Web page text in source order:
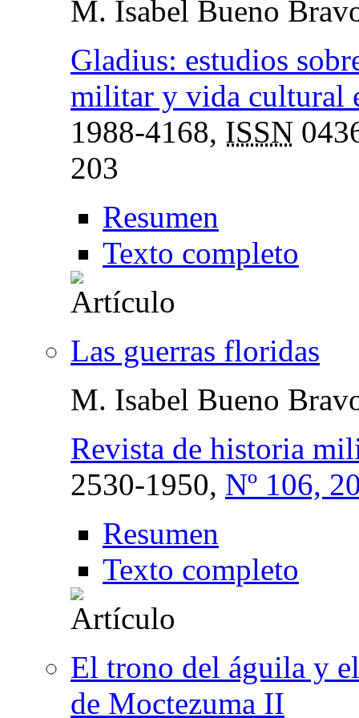
M. Isabel Bueno
Gladius: estudios
militar y vida cultural
1988-4168, ISSN
203
Resumen
Texto completo
Las guerras floridas
M. Isabel Bueno
Revista de historia
2530-1950, Nº 106,
Resumen
Texto completo
El trono del águila y
de Moctezuma II